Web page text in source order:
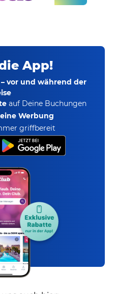
App!
vor und während der
auf Deine Buchungen
Werbung
griffbereit